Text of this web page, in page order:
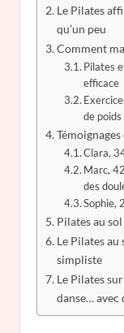
Le Pilates
qu’un peu
Comment
Pilates
efficace
de poids
Clara,
Marc,
des
Sophie,
Pilates au
Le Pilates
simpliste
Le Pilates
danse… avec